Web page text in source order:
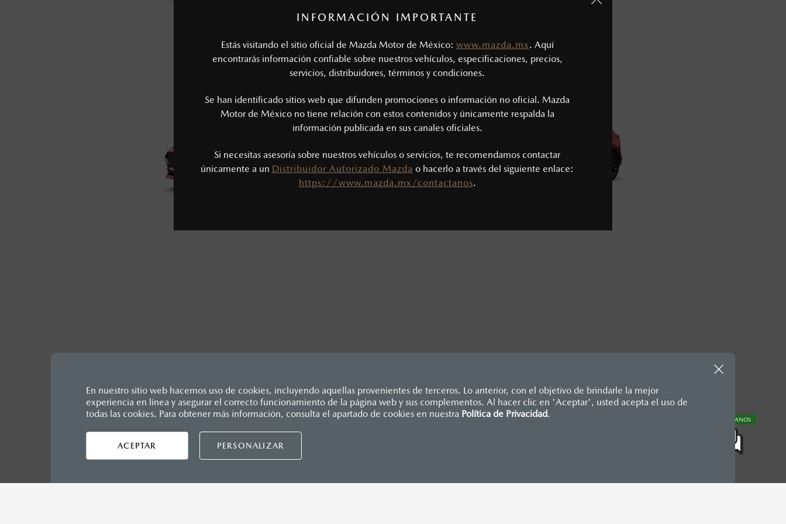
INFORMACIÓN IMPORTANTE
Estás visitando el sitio oficial de Mazda Motor de México: www.mazda.mx. Aquí
encontrarás información confiable sobre nuestros vehículos, especificaciones, precios,
servicios, distribuidores, términos y condiciones.
Se han identificado sitios web que difunden promociones o información no oficial. Mazda
Motor de México no tiene relación con estos contenidos y únicamente respalda la
información publicada en sus canales oficiales.
Si necesitas asesoría sobre nuestros vehículos o servicios, te recomendamos contactar
únicamente a un Distribuidor Autorizado Mazda o hacerlo a través del siguiente enlace:
https://www.mazda.mx/contactanos.
En nuestro sitio web hacemos uso de cookies, incluyendo aquellas provenientes de terceros. Lo anterior, con el objetivo de brindarle la mejor
experiencia en línea y asegurar el correcto funcionamiento de la página web y sus complementos. Al hacer clic en 'Aceptar', usted acepta el uso de
todas las cookies. Para obtener más información, consulta el apartado de cookies en nuestra Política de Privacidad.
ACEPTAR PERSONALIZAR
MAZDA3 SEDÁN
$403,900
MAZDA3 HATCHBACK
DESDE $458,900
CONTÁCTANOS
1
Los precios y especificaciones indicados en esta página son al menudeo, sugeridos por el fabricante, en moneda de los Estados
seguro y gastos administrativos. Mazda de México, se reserva el derecho de modificar las especificaciones y los precios de sus
productos, sin aviso previo al consumidor.